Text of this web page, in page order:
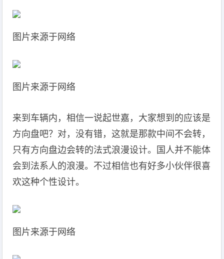
图片来源于网络
图片来源于网络
来到车辆内，相信一说起世嘉，大家想到的应该是
方向盘吧？对，没有错，这就是那款中间不会转，
只有方向盘边会转的法式浪漫设计。国人并不能体
会到法系人的浪漫。不过相信也有好多小伙伴很喜
欢这种个性设计。
图片来源于网络